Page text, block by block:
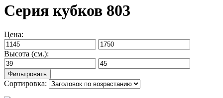
Серия кубков 803
Цена:
Высота (см.):
Сортировка: